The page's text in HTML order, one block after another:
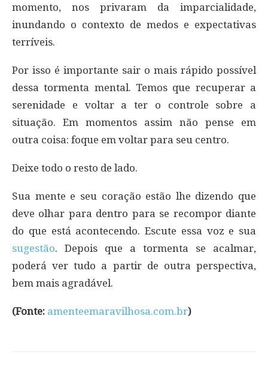
momento, nos privaram da imparcialidade,
inundando o contexto de medos e expectativas
terríveis.
Por isso é importante sair o mais rápido possível
dessa tormenta mental. Temos que recuperar a
serenidade e voltar a ter o controle sobre a
situação. Em momentos assim não pense em
outra coisa: foque em voltar para seu centro.
Deixe todo o resto de lado.
Sua mente e seu coração estão lhe dizendo que
deve olhar para dentro para se recompor diante
do que está acontecendo. Escute essa voz e sua
sugestão. Depois que a tormenta se acalmar,
poderá ver tudo a partir de outra perspectiva,
bem mais agradável.
(Fonte: amenteemaravilhosa.com.br)